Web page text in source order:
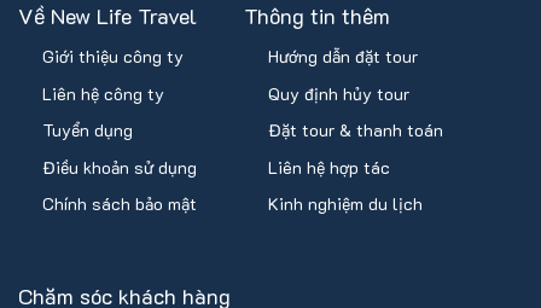
Về New Life Travel
Giới thiệu công ty
Liên hệ công ty
Tuyển dụng
Điều khoản sử dụng
Chính sách bảo mật
Thông tin thêm
Hướng dẫn đặt tour
Quy định hủy tour
Đặt tour & thanh toán
Liên hệ hợp tác
Kinh nghiệm du lịch
Chăm sóc khách hàng